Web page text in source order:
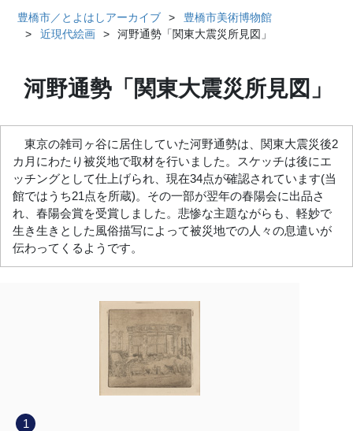
豊橋市／とよはしアーカイブ
豊橋市美術博物館
近現代絵画
河野通勢「関東大震災所見図」
河野通勢「関東大震災所見図」
東京の雑司ヶ谷に居住していた河野通勢は、関東大震災後2
カ月にわたり被災地で取材を行いました。スケッチは後にエ
ッチングとして仕上げられ、現在34点が確認されています(当
館ではうち21点を所蔵)。その一部が翌年の春陽会に出品さ
れ、春陽会賞を受賞しました。悲惨な主題ながらも、軽妙で
生き生きとした風俗描写によって被災地での人々の息遣いが
伝わってくるようです。
1